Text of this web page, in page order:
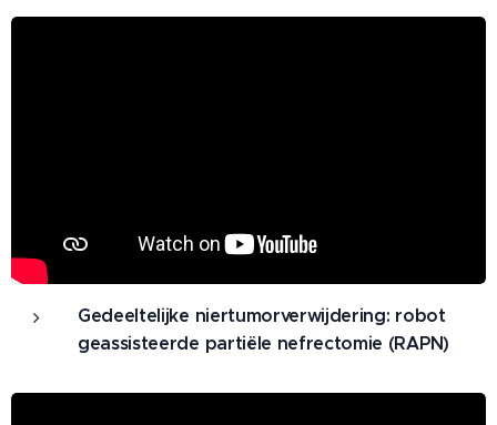
Gedeeltelijke niertumorverwijdering: robot
geassisteerde partiële nefrectomie (RAPN)